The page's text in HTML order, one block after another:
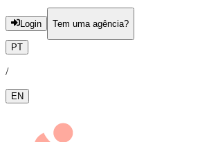
Login Tem uma agência?
PT
/
EN